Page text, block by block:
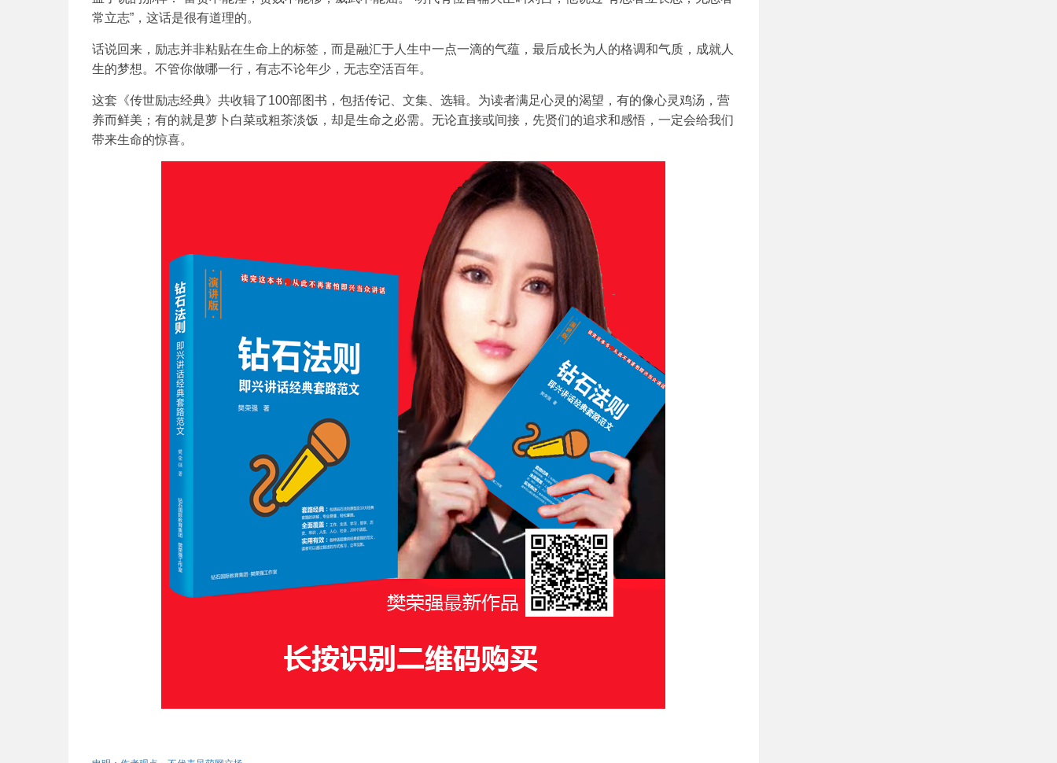
常立志”，这话是很有道理的。
话说回来，励志并非粘贴在生命上的标签，而是融汇于人生中一点一滴的气蕴，最后成长为人的格调和气质，成就人
生的梦想。不管你做哪一行，有志不论年少，无志空活百年。
这套《传世励志经典》共收辑了100部图书，包括传记、文集、选辑。为读者满足心灵的渴望，有的像心灵鸡汤，营
养而鲜美；有的就是萝卜白菜或粗茶淡饭，却是生命之必需。无论直接或间接，先贤们的追求和感悟，一定会给我们
带来生命的惊喜。